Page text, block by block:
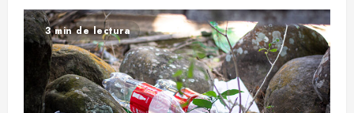
3 min de lectura